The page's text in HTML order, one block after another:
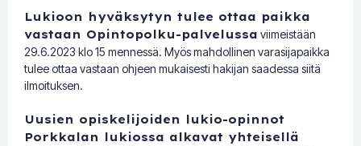
Lukioon hyväksytyn tulee ottaa paikka
vastaan Opintopolku-palvelussa viimeistään
29.6.2023 klo 15 mennessä. Myös mahdollinen varasijapaikka
tulee ottaa vastaan ohjeen mukaisesti hakijan saadessa siitä
ilmoituksen.
Uusien opiskelijoiden lukio-opinnot
Porkkalan lukiossa alkavat yhteisellä